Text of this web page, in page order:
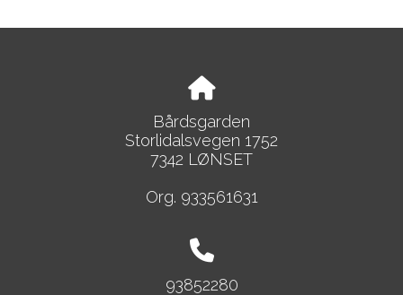
Bårdsgarden
Storlidalsvegen 1752
7342 LØNSET
Org. 933561631
93852280